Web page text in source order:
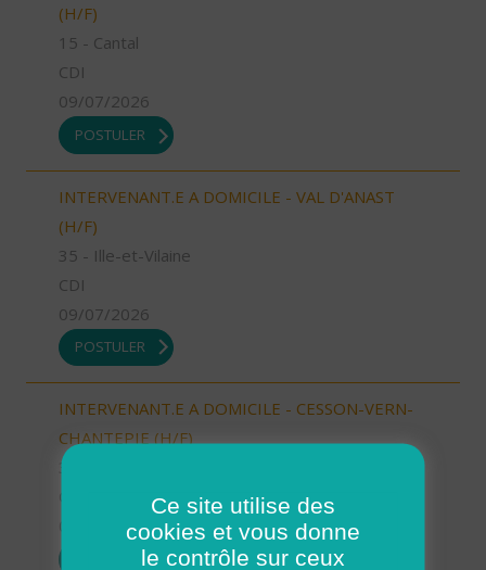
(H/F)
15 - Cantal
CDI
09/07/2026
POSTULER
INTERVENANT.E A DOMICILE - VAL D'ANAST
(H/F)
35 - Ille-et-Vilaine
CDI
09/07/2026
POSTULER
INTERVENANT.E A DOMICILE - CESSON-VERN-
CHANTEPIE (H/F)
35 - Ille-et-Vilaine
09/07/2026
Ce site utilise des
cookies et vous donne
le contrôle sur ceux